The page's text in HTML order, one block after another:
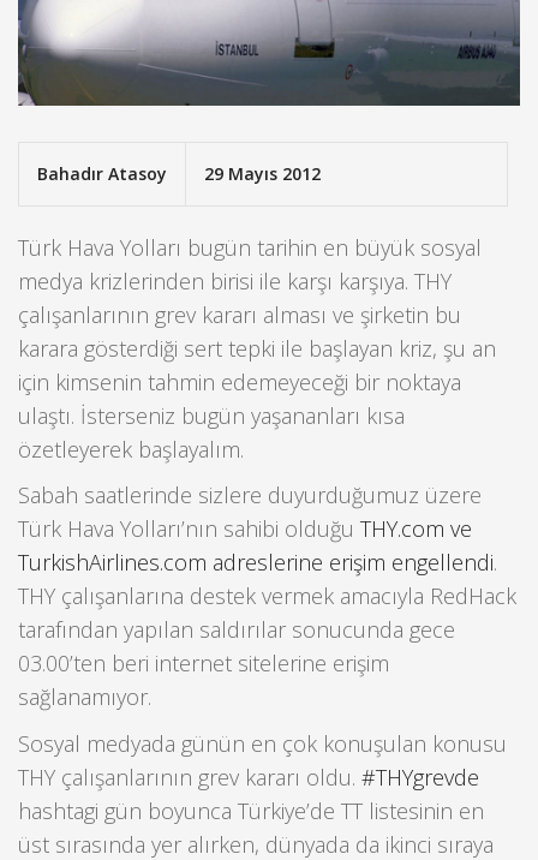
Bahadır Atasoy 29 Mayıs 2012
Türk Hava Yolları bugün tarihin en büyük sosyal
medya krizlerinden birisi ile karşı karşıya. THY
çalışanlarının grev kararı alması ve şirketin bu
karara gösterdiği sert tepki ile başlayan kriz, şu an
için kimsenin tahmin edemeyeceği bir noktaya
ulaştı. İsterseniz bugün yaşananları kısa
özetleyerek başlayalım.
Sabah saatlerinde sizlere duyurduğumuz üzere
Türk Hava Yolları’nın sahibi olduğu THY.com ve
TurkishAirlines.com adreslerine erişim engellendi.
THY çalışanlarına destek vermek amacıyla RedHack
tarafından yapılan saldırılar sonucunda gece
03.00’ten beri internet sitelerine erişim
sağlanamıyor.
Sosyal medyada günün en çok konuşulan konusu
THY çalışanlarının grev kararı oldu. #THYgrevde
hashtagi gün boyunca Türkiye’de TT listesinin en
üst sırasında yer alırken, dünyada da ikinci sıraya